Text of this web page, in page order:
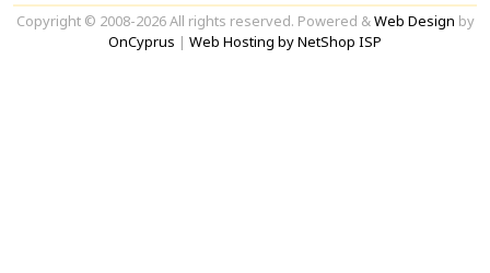
Copyright © 2008-2026 All rights reserved. Powered &Web Design by
OnCyprus | Web Hosting by NetShop ISP